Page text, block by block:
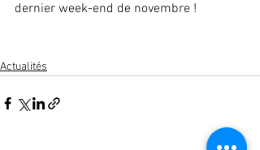
dernier week-end de novembre !
Actualités